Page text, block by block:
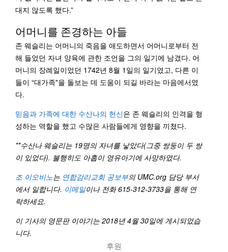
대지 않도록 했다.”
어머니를 존경하는 아들
존 웨슬리는 어머니의 죽음을 애도하면서 어머니로부터 전
해 들었던 자녀 양육에 관한 조언을 그의 일기에 남겼다. 어
머니의 장례일이었던 1742년 8월 1일의 일기였고, 다른 이
들이 “대가족"을 돌보는 데 도움이 되길 바라는 마음에서였
다.
믿음과 가족에 대한 수산나의 헌신은 존 웨슬리의 인격을 형
성하는 역할을 했고 수많은 사람들에게 영향을 끼쳤다.
**수산나 웨슬리는 19명의 자녀를 낳았다(그중 쌍둥이 두 쌍
이 있었다). 불행히도 아홉이 영유아기에 사망하였다.
조 이오비노는 연합감리교회 공보부의UMC.org 담당 부서
에서 일합니다. 이메일이나 전화615-312-3733을 통해 연
락하세요.
이 기사의 영문판 이야기는 2018년4월30일에 게시되었습
니다.
후원